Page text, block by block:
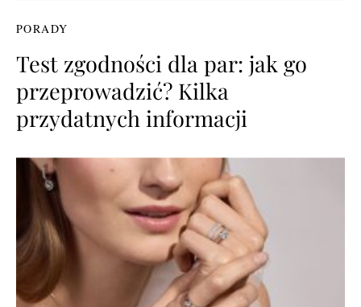
PORADY
Test zgodności dla par: jak go
przeprowadzić? Kilka
przydatnych informacji